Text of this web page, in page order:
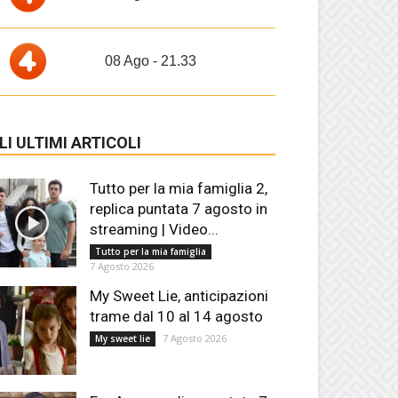
08 Ago - 21.33
ULTIMI ARTICOLI
Tutto per la mia famiglia 2,
replica puntata 7 agosto in
streaming | Video...
Tutto per la mia famiglia
7 Agosto 2026
My Sweet Lie, anticipazioni
trame dal 10 al 14 agosto
My sweet lie 7 Agosto 2026